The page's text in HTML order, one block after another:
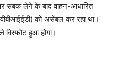
सबक लेने के बाद वाहन-आधारित
को असेंबल कर रहा था।
विस्फोट हुआ होगा।